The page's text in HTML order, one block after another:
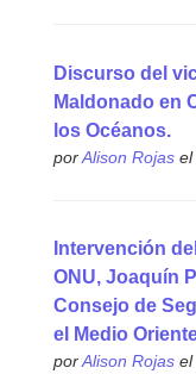
Discurso del
Maldonado en
los Océanos.
porAlison Rojasel
Intervención
ONU, Joaquín
Consejo de
el Medio
porAlison Rojasel